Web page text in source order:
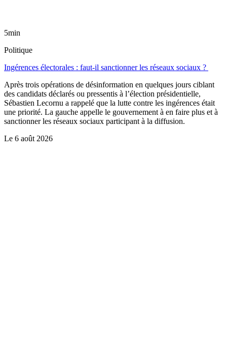
5min
Politique
Ingérences électorales : faut-il sanctionner les réseaux sociaux ?
Après trois opérations de désinformation en quelques jours ciblant
des candidats déclarés ou pressentis à l’élection présidentielle,
Sébastien Lecornu a rappelé que la lutte contre les ingérences était
une priorité. La gauche appelle le gouvernement à en faire plus et à
sanctionner les réseaux sociaux participant à la diffusion.
Le 6 août 2026